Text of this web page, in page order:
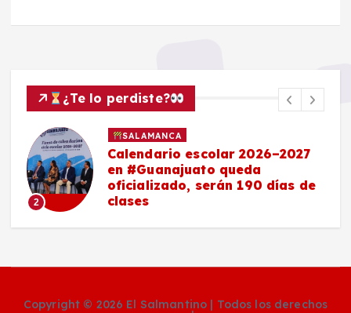
¿Te lo perdiste?
2
SALAMANCA
Calendario escolar 2026–2027
en #Guanajuato queda
oficializado, serán 190 días de
clases
Copyright © 2026 El Salmantino | Todos los derechos